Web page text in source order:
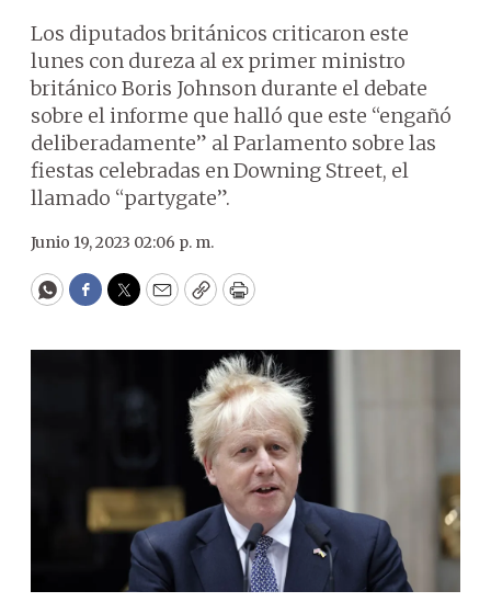
Los diputados británicos criticaron este
lunes con dureza al ex primer ministro
británico Boris Johnson durante el debate
sobre el informe que halló que este “engañó
deliberadamente” al Parlamento sobre las
fiestas celebradas en Downing Street, el
llamado “partygate”.
Junio 19, 2023 02:06 p. m.
WhatsApp
Facebook
Twitter
EmailCopyPrint